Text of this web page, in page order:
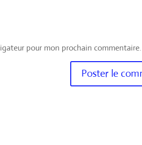
pour mon prochain commentaire.